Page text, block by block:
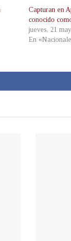
Capturan en
conocido
jueves, 21
En